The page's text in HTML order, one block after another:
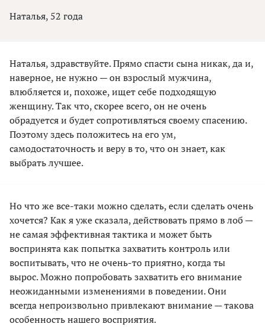
Наталья, 52 года
Наталья, здравствуйте. Прямо спасти сына никак, да и,
наверное, не нужно — он взрослый мужчина,
влюбляется и, похоже, ищет себе подходящую
женщину. Так что, скорее всего, он не очень
обрадуется и будет сопротивляться своему спасению.
Поэтому здесь положитесь на его ум,
самодостаточность и веру в то, что он знает, как
выбрать лучшее.
Но что же все-таки можно сделать, если сделать очень
хочется? Как я уже сказала, действовать прямо в лоб —
не самая эффективная тактика и может быть
воспринята как попытка захватить контроль или
воспитывать, что не очень-то приятно, когда ты
вырос. Можно попробовать захватить его внимание
неожиданными изменениями в поведении. Они
всегда непроизвольно привлекают внимание — такова
особенность нашего восприятия.